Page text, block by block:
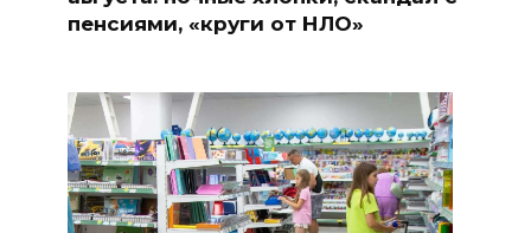
пенсиями, «круги от НЛО»